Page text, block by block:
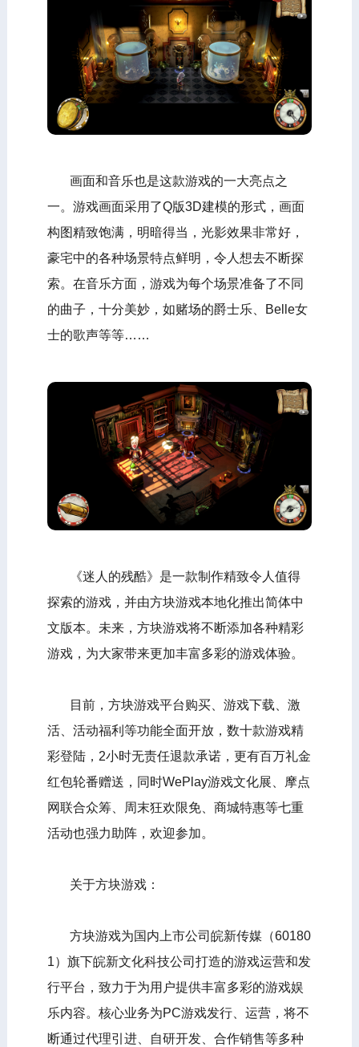
画面和音乐也是这款游戏的一大亮点之
一。游戏画面采用了Q版3D建模的形式，画面
构图精致饱满，明暗得当，光影效果非常好，
豪宅中的各种场景特点鲜明，令人想去不断探
索。在音乐方面，游戏为每个场景准备了不同
的曲子，十分美妙，如赌场的爵士乐、Belle女
士的歌声等等……
《迷人的残酷》是一款制作精致令人值得
探索的游戏，并由方块游戏本地化推出简体中
文版本。未来，方块游戏将不断添加各种精彩
游戏，为大家带来更加丰富多彩的游戏体验。
目前，方块游戏平台购买、游戏下载、激
活、活动福利等功能全面开放，数十款游戏精
彩登陆，2小时无责任退款承诺，更有百万礼金
红包轮番赠送，同时WePlay游戏文化展、摩点
网联合众筹、周末狂欢限免、商城特惠等七重
活动也强力助阵，欢迎参加。
关于方块游戏：
方块游戏为国内上市公司皖新传媒（60180
1）旗下皖新文化科技公司打造的游戏运营和发
行平台，致力于为用户提供丰富多彩的游戏娱
乐内容。核心业务为PC游戏发行、运营，将不
断通过代理引进、自研开发、合作销售等多种